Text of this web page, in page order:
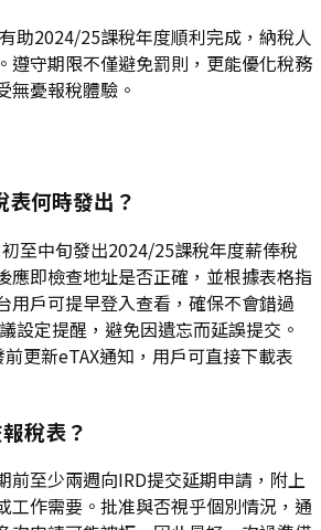
助2024/25課稅年度順利完成，納稅人
遵守期限不僅避免罰則，更能優化稅務
無憂報稅體驗。
何時發出？
至中旬發出2024/25課稅年度薪俸稅
應即檢查地址是否正確，並根據表格指
用戶可提早登入查看，確保不會錯過
設定提醒，避免因遺忘而延誤提交。
更新eTAX通知，用戶可直接下載表
稅表？
前至少兩週向IRD提交延期申請，附上
工作需要。批准與否視乎個別情況，通